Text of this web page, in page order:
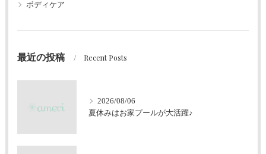
ボディケア
最近の投稿 Recent Posts
2026/08/06
夏休みはお家プールが大活躍♪